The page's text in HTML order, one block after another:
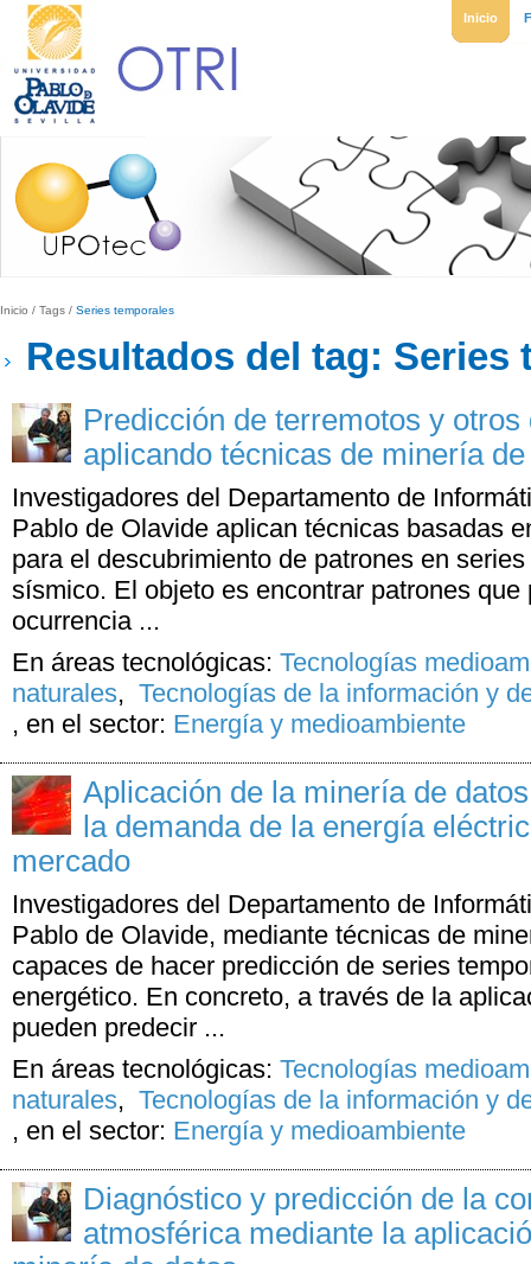
Inicio
Inicio / Tags / Series temporales
Resultados del tag: Series
Predicción de terremotos y
aplicando técnicas de minería
Investigadores del Departamento de
Pablo de Olavide aplican técnicas basadas
para el descubrimiento de patrones en
sísmico. El objeto es encontrar patrones que
ocurrencia ...
En áreas tecnológicas: Tecnologías
naturales, Tecnologías de la información y
, en el sector: Energía y medioambiente
Aplicación de la minería de
la demanda de la energía
mercado
Investigadores del Departamento de
Pablo de Olavide, mediante técnicas de
capaces de hacer predicción de series
energético. En concreto, a través de la
pueden predecir ...
En áreas tecnológicas: Tecnologías
naturales, Tecnologías de la información y
, en el sector: Energía y medioambiente
Diagnóstico y predicción de la
atmosférica mediante la